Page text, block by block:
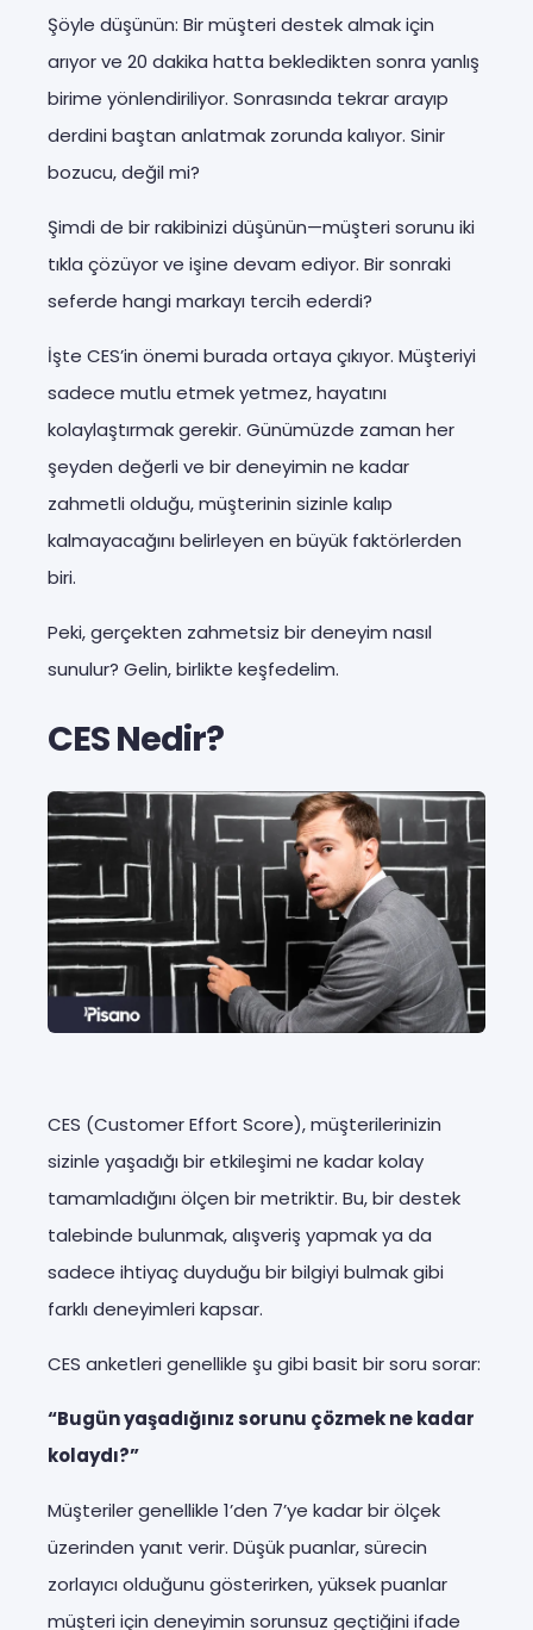
Şöyle düşünün: Bir müşteri destek almak için
arıyor ve 20 dakika hatta bekledikten sonra yanlış
birime yönlendiriliyor. Sonrasında tekrar arayıp
derdini baştan anlatmak zorunda kalıyor. Sinir
bozucu, değil mi?
Şimdi de bir rakibinizi düşünün—müşteri sorunu iki
tıkla çözüyor ve işine devam ediyor. Bir sonraki
seferde hangi markayı tercih ederdi?
İşte CES’in önemi burada ortaya çıkıyor. Müşteriyi
sadece mutlu etmek yetmez, hayatını
kolaylaştırmak gerekir. Günümüzde zaman her
şeyden değerli ve bir deneyimin ne kadar
zahmetli olduğu, müşterinin sizinle kalıp
kalmayacağını belirleyen en büyük faktörlerden
biri.
Peki, gerçekten zahmetsiz bir deneyim nasıl
sunulur? Gelin, birlikte keşfedelim.
CES Nedir?
CES (Customer Effort Score), müşterilerinizin
sizinle yaşadığı bir etkileşimi ne kadar kolay
tamamladığını ölçen bir metriktir. Bu, bir destek
talebinde bulunmak, alışveriş yapmak ya da
sadece ihtiyaç duyduğu bir bilgiyi bulmak gibi
farklı deneyimleri kapsar.
CES anketleri genellikle şu gibi basit bir soru sorar:
“Bugün yaşadığınız sorunu çözmek ne kadar
kolaydı?”
Müşteriler genellikle 1’den 7’ye kadar bir ölçek
üzerinden yanıt verir. Düşük puanlar, sürecin
zorlayıcı olduğunu gösterirken, yüksek puanlar
müşteri için deneyimin sorunsuz geçtiğini ifade